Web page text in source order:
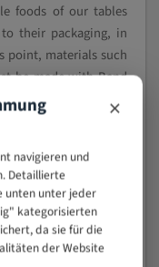
foods of our tables
their packaging, in
point, materials such
be made with Band
the Highest Quality
which we offer in
whole world. Our
in Turkey in
importance to
×
navigieren und
Detaillierte
unten unter jeder
kategorisierten
da sie für die
der Website